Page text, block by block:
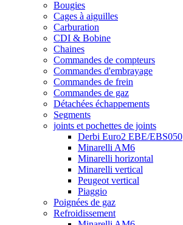
Bougies
Cages à aiguilles
Carburation
CDI & Bobine
Chaines
Commandes de compteurs
Commandes d'embrayage
Commandes de frein
Commandes de gaz
Détachées échappements
Segments
joints et pochettes de joints
Derbi Euro2 EBE/EBS050
Minarelli AM6
Minarelli horizontal
Minarelli vertical
Peugeot vertical
Piaggio
Poignées de gaz
Refroidissement